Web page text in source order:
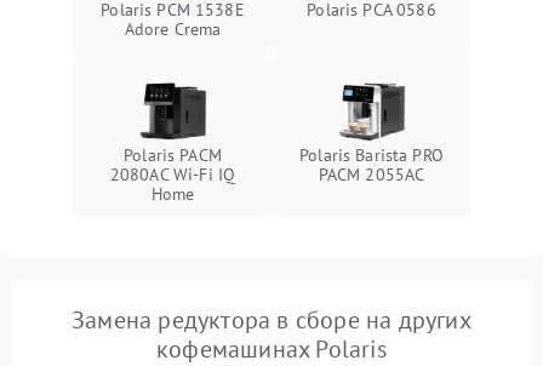
Polaris PCM 1538E
Adore Crema
Polaris PCA 0586
Polaris PACM
2080AC Wi-Fi IQ
Home
Polaris Barista PRO
PACM 2055AC
Замена редуктора в сборе на других
кофемашинах Polaris